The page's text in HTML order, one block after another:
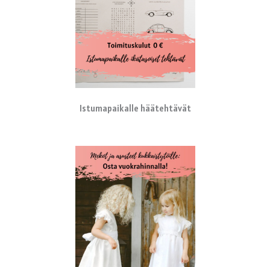
Istumapaikalle häätehtävät